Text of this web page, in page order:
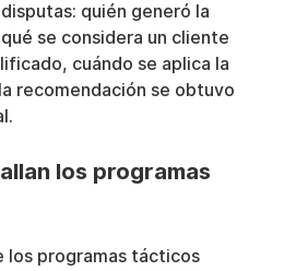
quién generó la
se considera un cliente
cuándo se aplica la
recomendación se obtuvo
los programas
los programas tácticos